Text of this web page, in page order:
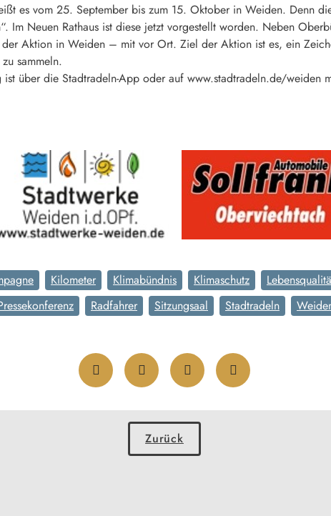
es vom 25. September bis zum 15. Oktober in Weiden. Denn
Im Neuen Rathaus ist diese jetzt vorgestellt worden. Neben
Aktion in Weiden – mit vor Ort. Ziel der Aktion ist es, ein
sammeln.
über die Stadtradeln-App oder auf www.stadtradeln.de/weiden
Kilometer Klimabündnis Klimaschutz
Radfahrer Sitzungsaal Stadtradeln
Zurück